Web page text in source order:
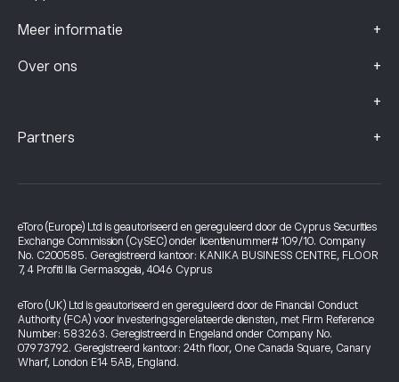
Meer informatie +
Over ons +
+
Partners +
eToro (Europe) Ltd is geautoriseerd en gereguleerd door de Cyprus Securities
Exchange Commission (CySEC) onder licentienummer# 109/10. Company
No. C200585. Geregistreerd kantoor: KANIKA BUSINESS CENTRE, FLOOR
7, 4 Profiti Ilia Germasogeia, 4046 Cyprus
eToro (UK) Ltd is geautoriseerd en gereguleerd door de Financial Conduct
Authority (FCA) voor investeringsgerelateerde diensten, met Firm Reference
Number: 583263. Geregistreerd in Engeland onder Company No.
07973792. Geregistreerd kantoor: 24th floor, One Canada Square, Canary
Wharf, London E14 5AB, England.